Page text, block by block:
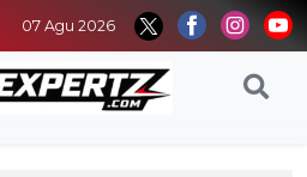
07 Agu 2026